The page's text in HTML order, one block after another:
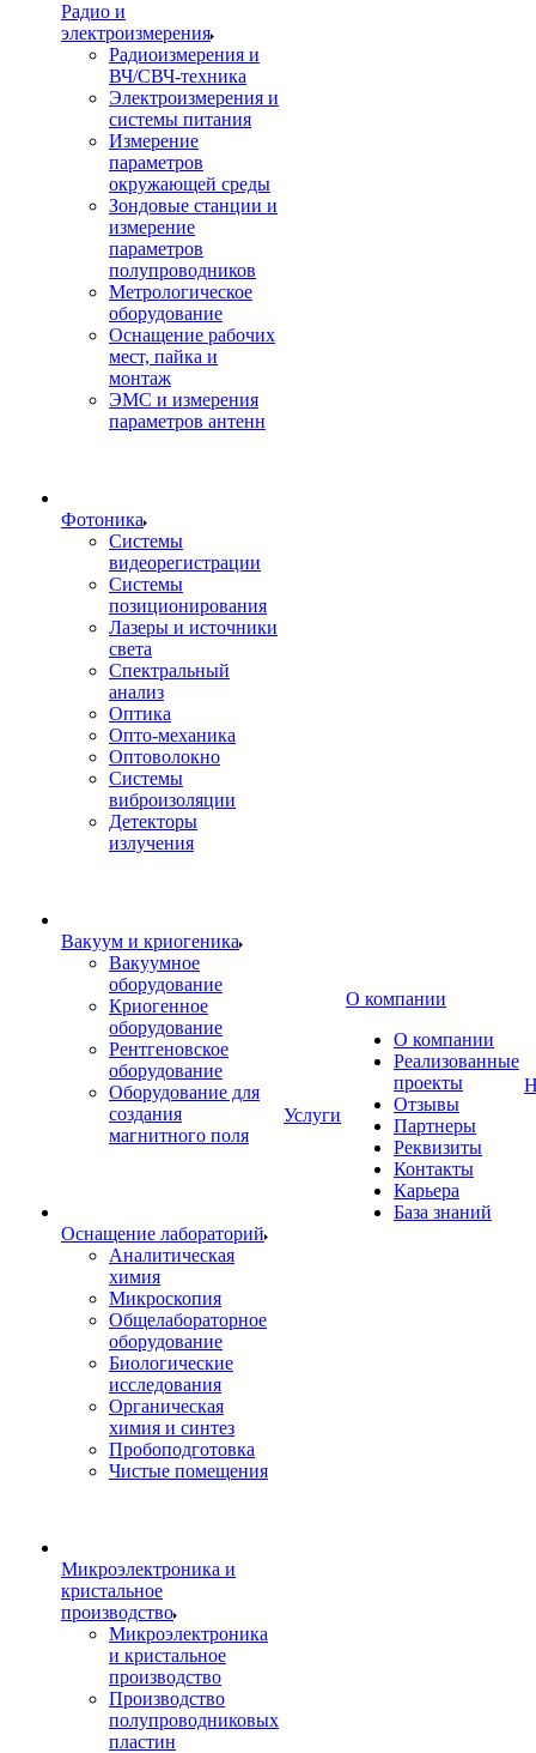
Радио и
электроизмерения
Радиоизмерения и
ВЧ/СВЧ-техника
Электроизмерения и
системы питания
Измерение
параметров
окружающей среды
Зондовые станции и
измерение
параметров
полупроводников
Метрологическое
оборудование
Оснащение рабочих
мест, пайка и
монтаж
ЭМС и измерения
параметров антенн
Фотоника
Cистемы
видеорегистрации
Системы
позиционирования
Лазеры и источники
света
Спектральный
анализ
Оптика
Опто-механика
Оптоволокно
Системы
виброизоляции
Детекторы
излучения
Вакуум и криогеника
Вакуумное
оборудование
Криогенное
оборудование
Рентгеновское
оборудование
Оборудование для
создания
магнитного поля
Оснащение лабораторий
Аналитическая
химия
Микроскопия
Общелабораторное
оборудование
Биологические
исследования
Органическая
химия и синтез
Пробоподготовка
Чистые помещения
Микроэлектроника и
кристальное
производство
Микроэлектроника
и кристальное
производство
Производство
полупроводниковых
пластин
Услуги
О компании
О компании
Реализованные
проекты
Отзывы
Партнеры
Реквизиты
Контакты
Карьера
База знаний